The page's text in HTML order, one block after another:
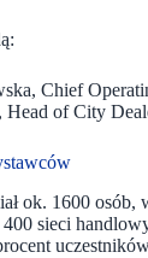
Chief
of City
ok. 1600 osób,
sieci